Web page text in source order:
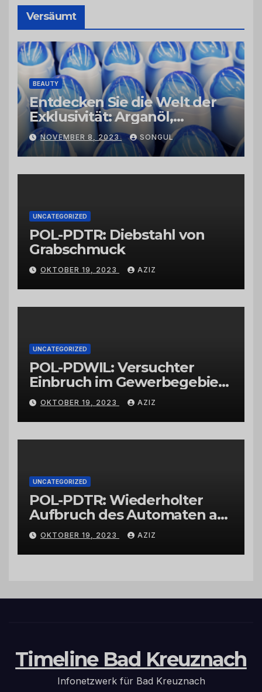
Versäumt
BEAUTY
Entdecken Sie die Welt der
Exklusivität: Arganöl,
Kaktusfeigenkernöl und
Schwarzkümmelöl von
vertrauenswürdigen
Großhändlern und Anbietern
NOVEMBER 8, 2023 SONGUL
UNCATEGORIZED
POL-PDTR: Diebstahl von
Grabschmuck
OKTOBER 19, 2023 AZIZ
UNCATEGORIZED
POL-PDWIL: Versuchter
Einbruch im Gewerbegebiet
Wittlich
OKTOBER 19, 2023 AZIZ
UNCATEGORIZED
POL-PDTR: Wiederholter
Aufbruch des Automaten am
Wohnmobilstellplatz in
Hermeskeil am Labachweg
OKTOBER 19, 2023 AZIZ
Timeline Bad Kreuznach
Infonetzwerk für Bad Kreuznach